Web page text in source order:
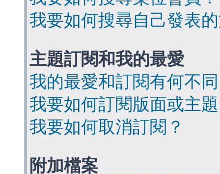
我要如何搜尋自己發表
主題訂閱和我的最愛
我的最愛和訂閱有何不
我要如何訂閱版面或主
我要如何取消訂閱？
附加檔案